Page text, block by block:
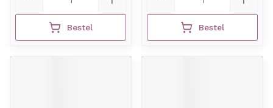
Bestel Bestel